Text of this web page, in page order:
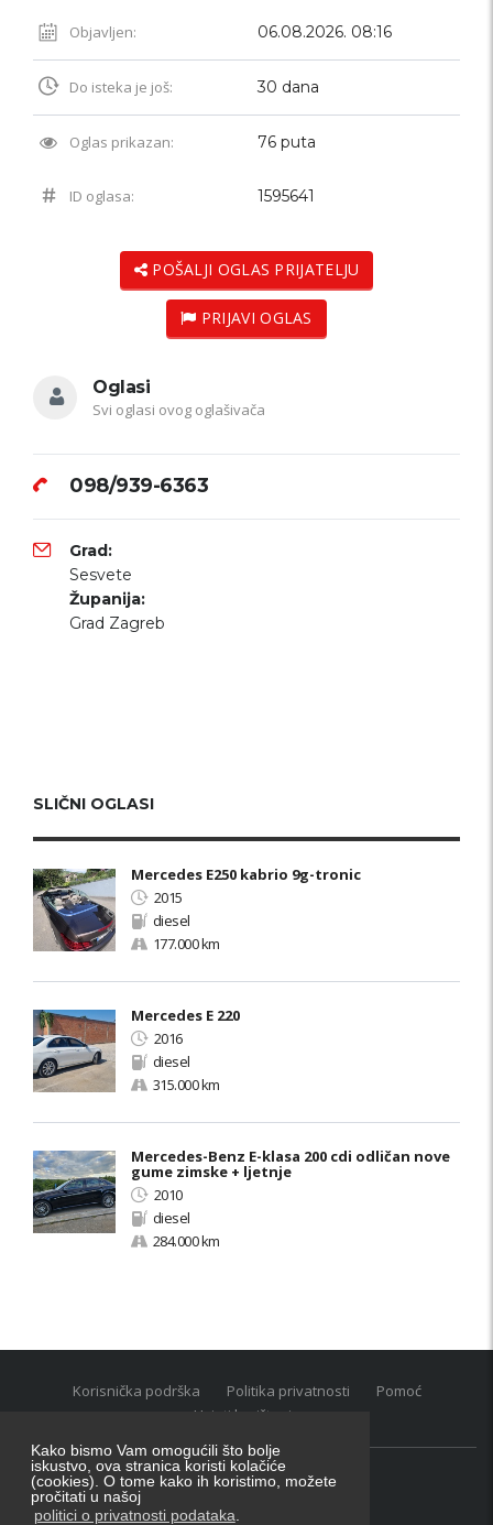
Kako bismo Vam omogućili što bolje
iskustvo, ova stranica koristi kolačiće
(cookies). O tome kako ih koristimo, možete
pročitati u našoj
politici o privatnosti podataka
Objavljen: 06.08.2026. 08:16
Do isteka je još: 30 dana
Oglas prikazan: 76 puta
ID oglasa: 1595641
POŠALJI OGLAS PRIJATELJU
PRIJAVI OGLAS
Oglasi
Svi oglasi ovog oglašivača
098/939-6363
Grad:
Sesvete
Županija:
Grad Zagreb
SLIČNI OGLASI
Mercedes E250 kabrio 9g-tronic
2015
diesel
177.000 km
Mercedes E 220
2016
diesel
315.000 km
Mercedes-Benz E-klasa 200 cdi odličan nove
gume zimske + ljetnje
2010
diesel
284.000 km
Korisnička podrška Politika privatnosti
Pomoć
Uvjeti korištenja
Oglasnik grupacija:posao.hr|oglasnik.hr|auti.hr
Tečaj za konverziju u EUR valutu: 1 euro = 7.53450 kn